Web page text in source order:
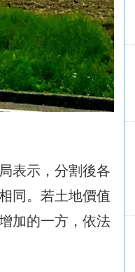
表示，分割後各
同。若土地價值
加的一方，依法